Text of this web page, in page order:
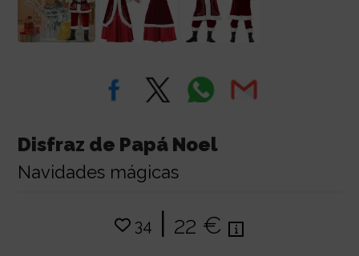
Disfraz de Papá Noel
Navidades mágicas
34 | 22 €